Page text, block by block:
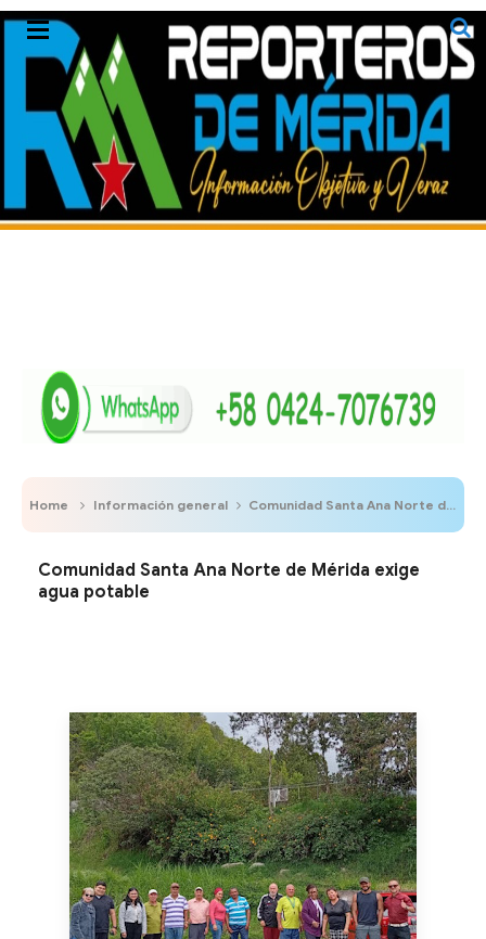
Home Información general Comunidad Santa Ana Norte de Mérida exige agua potable
Comunidad Santa Ana Norte de Mérida exige
agua potable